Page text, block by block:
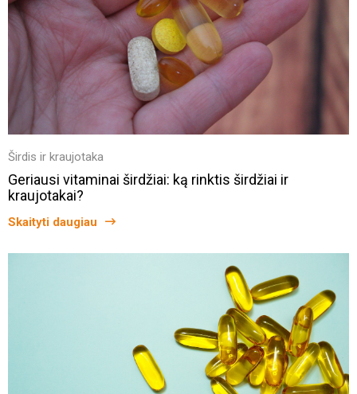
Širdis ir kraujotaka
Geriausi vitaminai širdžiai: ką rinktis širdžiai ir
kraujotakai?
Skaityti daugiau